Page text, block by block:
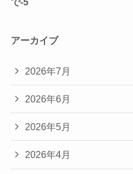
アーカイブ
2026年7月
2026年6月
2026年5月
2026年4月